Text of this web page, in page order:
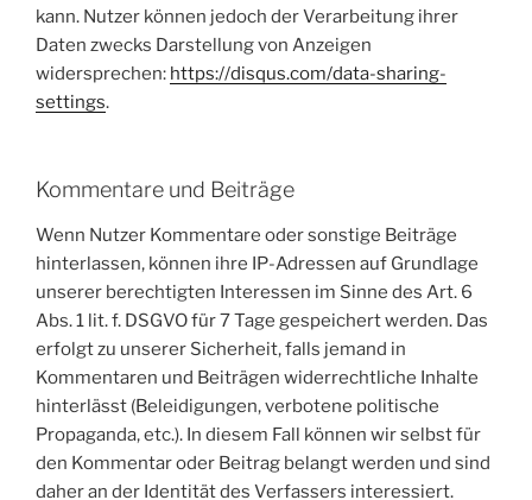
kann. Nutzer können jedoch der Verarbeitung ihrer
Daten zwecks Darstellung von Anzeigen
widersprechen: https://disqus.com/data-sharing-
settings.
Kommentare und Beiträge
Wenn Nutzer Kommentare oder sonstige Beiträge
hinterlassen, können ihre IP-Adressen auf Grundlage
unserer berechtigten Interessen im Sinne des Art. 6
Abs. 1 lit. f. DSGVO für 7 Tage gespeichert werden. Das
erfolgt zu unserer Sicherheit, falls jemand in
Kommentaren und Beiträgen widerrechtliche Inhalte
hinterlässt (Beleidigungen, verbotene politische
Propaganda, etc.). In diesem Fall können wir selbst für
den Kommentar oder Beitrag belangt werden und sind
daher an der Identität des Verfassers interessiert.